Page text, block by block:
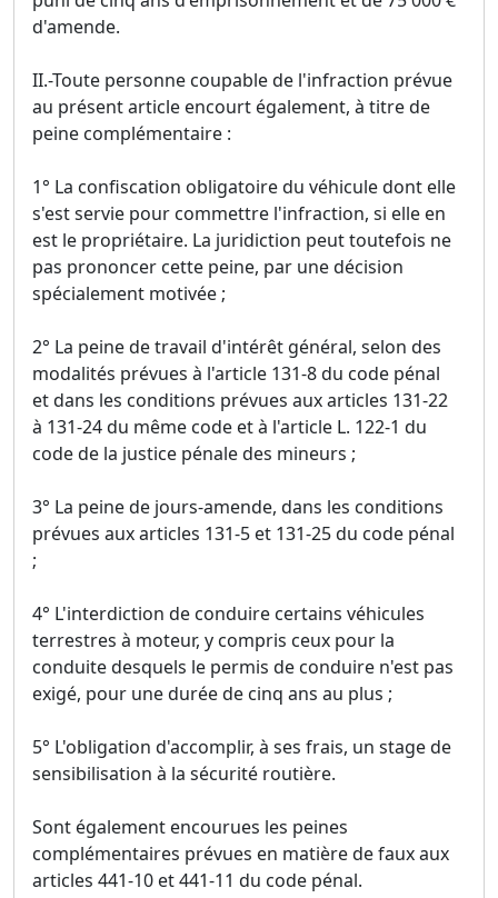
d'amende.
II.-Toute personne coupable de l'infraction prévue
au présent article encourt également, à titre de
peine complémentaire :
1° La confiscation obligatoire du véhicule dont elle
s'est servie pour commettre l'infraction, si elle en
est le propriétaire. La juridiction peut toutefois ne
pas prononcer cette peine, par une décision
spécialement motivée ;
2° La peine de travail d'intérêt général, selon des
modalités prévues à l'article 131-8 du code pénal
et dans les conditions prévues aux articles 131-22
à 131-24 du même code et à l'article L. 122-1 du
code de la justice pénale des mineurs ;
3° La peine de jours-amende, dans les conditions
prévues aux articles 131-5 et 131-25 du code pénal
;
4° L'interdiction de conduire certains véhicules
terrestres à moteur, y compris ceux pour la
conduite desquels le permis de conduire n'est pas
exigé, pour une durée de cinq ans au plus ;
5° L'obligation d'accomplir, à ses frais, un stage de
sensibilisation à la sécurité routière.
Sont également encourues les peines
complémentaires prévues en matière de faux aux
articles 441-10 et 441-11 du code pénal.